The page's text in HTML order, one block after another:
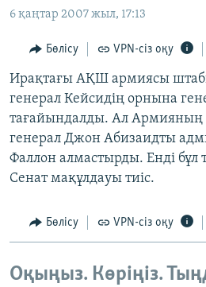
Skip
Search
ӘЛЕУМЕТ
ӘЛЕМ
АРНАЙЫ ЖОБАЛАР
Русский
ЖАЗЫЛЫҢЫЗ
Басқа тілдерде
6 қаңтар 2007 жыл, 17:13
Бөлісу VPN-сіз оқу
Ирақтағы АҚШ армиясы
генерал Кейсидің орнына
тағайындалды. Ал Армияның
генерал Джон Абизаидты
Фаллон алмастырды. Енді бұл
Сенат мақұлдауы тиіс.
Бөлісу VPN-сіз оқу
Оқыңыз. Көріңіз.